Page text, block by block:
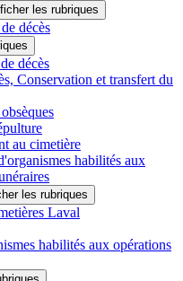
décès
décès
Conservation et transfert du
au cimetière
habilités aux
Laval
habilités aux opérations